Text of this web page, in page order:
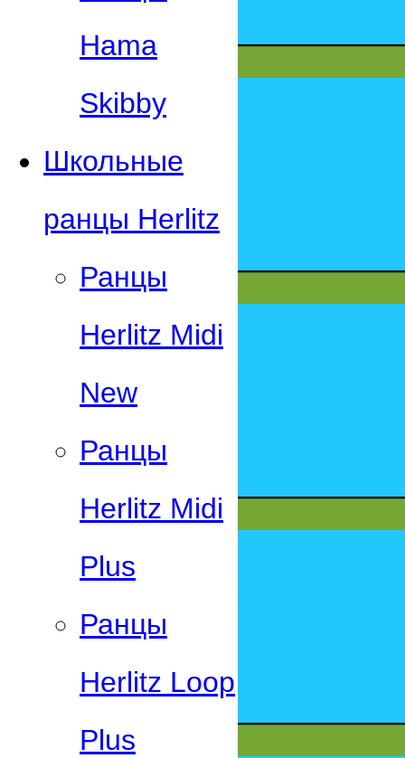
Hama
Skibby
Школьные
ранцы Herlitz
Ранцы
Herlitz Midi
New
Ранцы
Herlitz Midi
Plus
Ранцы
Herlitz Loop
Plus